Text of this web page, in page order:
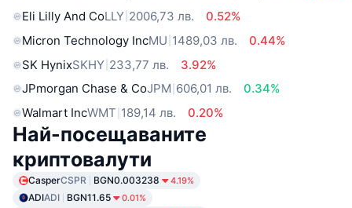
Eli Lilly And CoLLY 2006,73 лв.
0.52%
Micron Technology IncMU 1489,03 лв.
0.44%
SK HynixSKHY 233,77 лв.
3.92%
JPmorgan Chase & CoJPM 606,01 лв.
0.34%
Walmart IncWMT 189,14 лв. 0.20%
Най-посещаваните
криптовалути
CasperCSPR BGN0.003238 4.19%
ADIADI BGN11.65 0.01%